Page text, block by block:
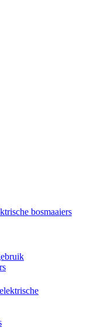
bosmaaiers